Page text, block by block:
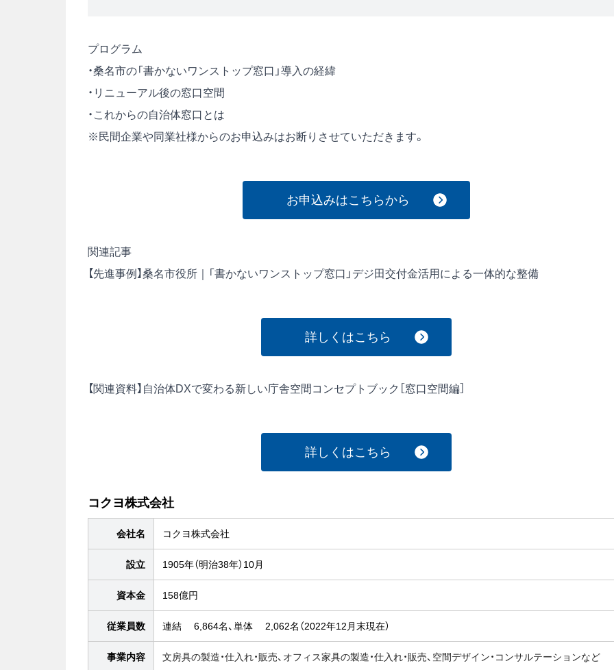
プログラム
・桑名市の「書かないワンストップ窓口」導入の経緯
・リニューアル後の窓口空間
・これからの自治体窓口とは
※民間企業や同業社様からのお申込みはお断りさせていただきます。
お申込みはこちらから
関連記事
【先進事例】桑名市役所｜「書かないワンストップ窓口」デジ田交付金活用による一体的な整備
詳しくはこちら
【関連資料】自治体DXで変わる新しい庁舎空間コンセプトブック［窓口空間編］
詳しくはこちら
コクヨ株式会社
会社名 コクヨ株式会社
設立 1905年（明治38年）10月
資本金 158億円
従業員数 連結 6,864名、単体 2,062名（2022年12月末現在）
事業内容 文房具の製造・仕入れ・販売、オフィス家具の製造・仕入れ・販売、空間デザイン・コンサルテーションなど